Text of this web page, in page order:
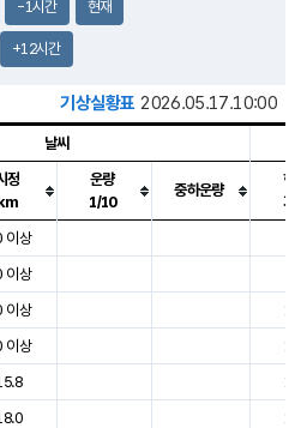
-1시간 현재
+12시간
기상실황표 2026.05.17.10:00
기온, 강수, 바람, 기압등을 안내한 표입
날씨
정
운량
1/10
중하운량
이상
이상
이상
이상